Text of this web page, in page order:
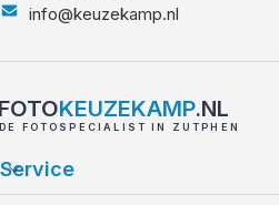
info@keuzekamp.nl
KEUZEKAMP.NL
DE FOTOSPECIALIST IN ZUTPHEN
Service